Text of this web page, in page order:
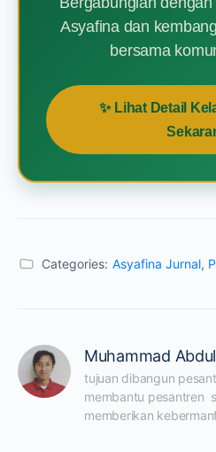
Asyafina dan
bersama
✨ Lihat Detail
Categories: Asyafina Jurnal,
Muhammad
tujuan dibangun
membantu pesantren
memberikan